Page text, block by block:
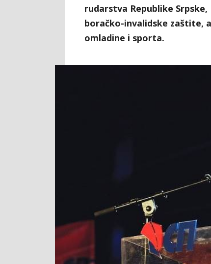
rudarstva Republike
boračko-invalidske zaštite,
omladine i sporta.